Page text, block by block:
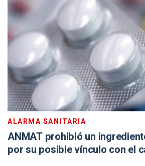
ALARMA SANITARIA
ANMAT prohibió un
por su posible vínculo con el